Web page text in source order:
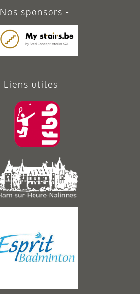
Nos sponsors
Liens utiles